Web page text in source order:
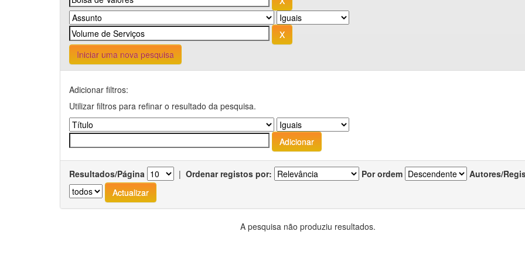
Iniciar uma nova pesquisa
Adicionar filtros:
Utilizar filtros para refinar o resultado da pesquisa.
Resultados/Página | Ordenar registos por: Por ordem Autores/
A pesquisa não produziu resultados.